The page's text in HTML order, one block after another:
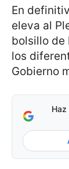
En
eleva al
bolsillo de
los
Gobierno